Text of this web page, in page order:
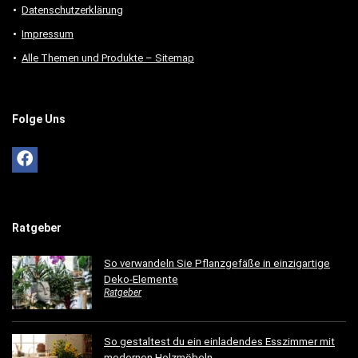
Datenschutzerklärung
Impressum
Alle Themen und Produkte – Sitemap
Folge Uns
Ratgeber
So verwandeln Sie Pflanzgefäße in einzigartige
Deko-Elemente
Ratgeber
So gestaltest du ein einladendes Esszimmer mit